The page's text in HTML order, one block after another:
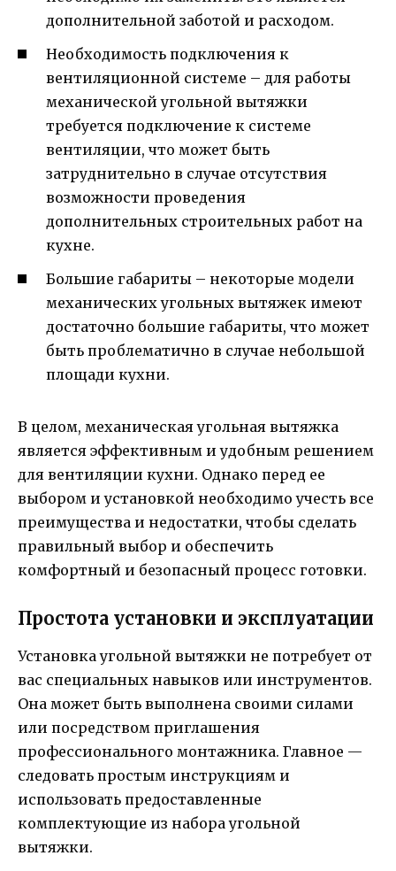
дополнительной заботой и расходом.
Необходимость подключения к
вентиляционной системе – для работы
механической угольной вытяжки
требуется подключение к системе
вентиляции, что может быть
затруднительно в случае отсутствия
возможности проведения
дополнительных строительных работ на
кухне.
Большие габариты – некоторые модели
механических угольных вытяжек имеют
достаточно большие габариты, что может
быть проблематично в случае небольшой
площади кухни.
В целом, механическая угольная вытяжка
является эффективным и удобным решением
для вентиляции кухни. Однако перед ее
выбором и установкой необходимо учесть все
преимущества и недостатки, чтобы сделать
правильный выбор и обеспечить
комфортный и безопасный процесс готовки.
Простота установки и эксплуатации
Установка угольной вытяжки не потребует от
вас специальных навыков или инструментов.
Она может быть выполнена своими силами
или посредством приглашения
профессионального монтажника. Главное —
следовать простым инструкциям и
использовать предоставленные
комплектующие из набора угольной
вытяжки.